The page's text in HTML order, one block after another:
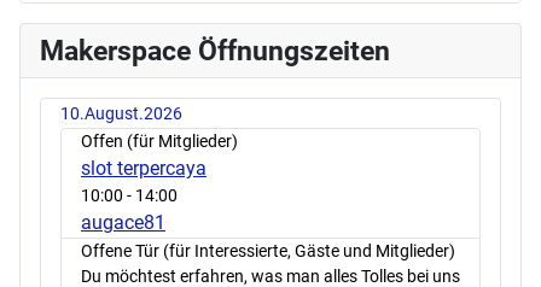
Makerspace Öffnungszeiten
10.August.2026
Offen (für Mitglieder)
slot terpercaya
10:00 - 14:00
augace81
Offene Tür (für Interessierte, Gäste und Mitglieder)
Du möchtest erfahren, was man alles Tolles bei uns